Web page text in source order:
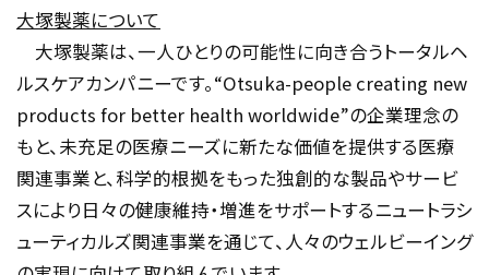
大塚製薬について
大塚製薬は、一人ひとりの可能性に向き合うトータルヘ
ルスケアカンパニーです。“Otsuka-people creating new
products for better health worldwide”の企業理念の
もと、未充足の医療ニーズに新たな価値を提供する医療
関連事業と、科学的根拠をもった独創的な製品やサービ
スにより日々の健康維持・増進をサポートするニュートラシ
ューティカルズ関連事業を通じて、人々のウェルビーイング